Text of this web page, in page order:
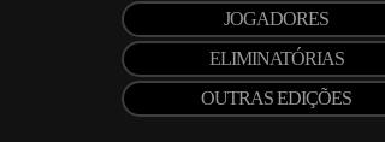
JOGADORES
ELIMINATÓRIAS
OUTRAS EDIÇÕES